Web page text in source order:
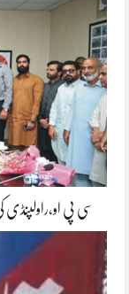
سی پی